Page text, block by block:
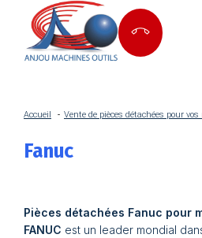
Accueil Vente de pièces détachées pour
Fanuc
Pièces détachées Fanuc pour
FANUC est un leader mondial